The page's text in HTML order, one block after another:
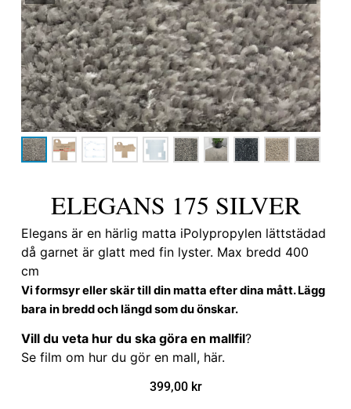
ELEGANS 175 SILVER
Elegans är en härlig matta iPolypropylen lättstädad
då garnet är glatt med fin lyster. Max bredd 400
cm
Vi formsyr eller skär till din matta efter dina mått. Lägg
bara in bredd och längd som du önskar.
Vill du veta hur du ska göra en mallfil?
Se film om hur du gör en mall, här.
399,00 kr